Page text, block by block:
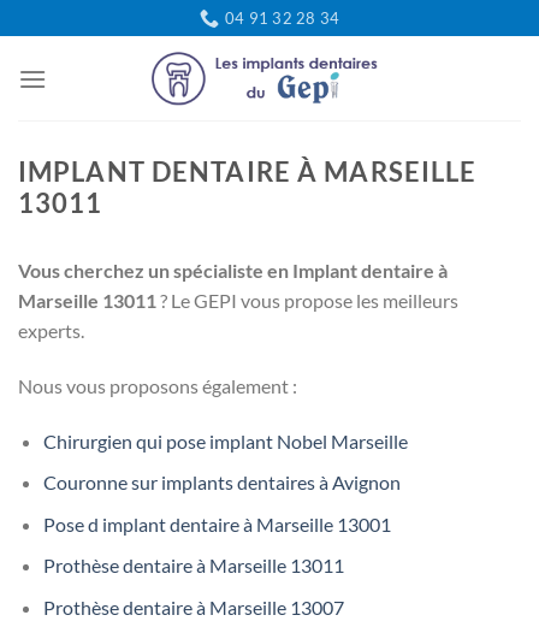
contenu
04 91 32 28 34
IMPLANT DENTAIRE À MARSEILLE
13011
Vous cherchez un spécialiste en Implant dentaire à
Marseille 13011? Le GEPI vous propose les meilleurs
experts.
Nous vous proposons également :
Chirurgien qui pose implant Nobel Marseille
Couronne sur implants dentaires à Avignon
Pose d implant dentaire à Marseille 13001
Prothèse dentaire à Marseille 13011
Prothèse dentaire à Marseille 13007